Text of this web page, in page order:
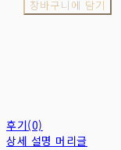
장바구니에 담기
후기(0)
상세 설명 머리글